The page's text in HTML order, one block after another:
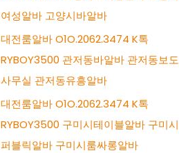
여성알바 고양시바알바
대전룸알바 O1O.2062.3474 K톡
RYBOY3500 관저동바알바 관저동보도
사무실 관저동유흥알바
대전룸알바 O1O.2062.3474 K톡
RYBOY3500 구미시테이블알바 구미시
퍼블릭알바 구미시룸싸롱알바